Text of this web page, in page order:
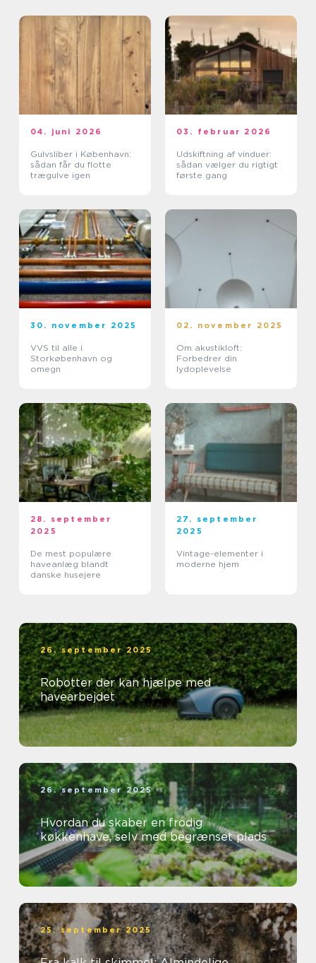
04. juni 2026
Gulvsliber i København:
sådan får du flotte
trægulve igen
03. februar 2026
Udskiftning af vinduer:
sådan vælger du rigtigt
første gang
30. november 2025
VVS til alle i
Storkøbenhavn og
omegn
02. november 2025
Om akustikloft:
Forbedrer din
lydoplevelse
28. september
2025
De mest populære
haveanlæg blandt
danske husejere
27. september
2025
Vintage-elementer i
moderne hjem
26. september 2025
Robotter der kan hjælpe med
havearbejdet
26. september 2025
Hvordan du skaber en frodig
køkkenhave, selv med begrænset plads
25. september 2025